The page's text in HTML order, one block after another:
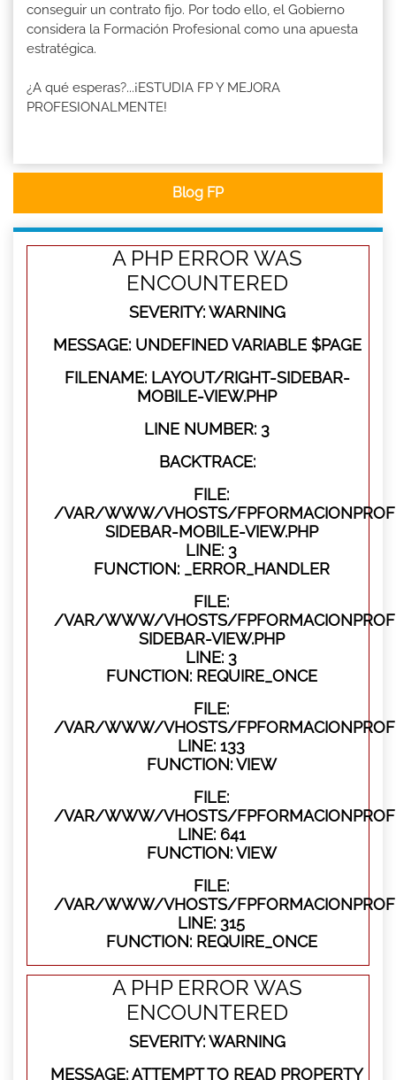
conseguir un contrato fijo. Por todo ello, el Gobierno
considera la Formación Profesional como una apuesta
estratégica.
¿A qué esperas?...¡ESTUDIA FP Y MEJORA
PROFESIONALMENTE!
Blog FP
A PHP ERROR WAS
ENCOUNTERED
SEVERITY: WARNING
MESSAGE: UNDEFINED VARIABLE $PAGE
FILENAME: LAYOUT/RIGHT-SIDEBAR-
MOBILE-VIEW.PHP
LINE NUMBER: 3
BACKTRACE:
FILE:
/VAR/WWW/VHOSTS/
SIDEBAR-MOBILE-VIEW.PHP
LINE: 3
FUNCTION: _ERROR_HANDLER
FILE:
/VAR/WWW/VHOSTS/
SIDEBAR-VIEW.PHP
LINE: 3
FUNCTION: REQUIRE_ONCE
FILE:
/VAR/WWW/VHOSTS/
LINE: 133
FUNCTION: VIEW
FILE:
/VAR/WWW/VHOSTS/
LINE: 641
FUNCTION: VIEW
FILE:
/VAR/WWW/VHOSTS/
LINE: 315
FUNCTION: REQUIRE_ONCE
A PHP ERROR WAS
ENCOUNTERED
SEVERITY: WARNING
MESSAGE: ATTEMPT TO READ PROPERTY